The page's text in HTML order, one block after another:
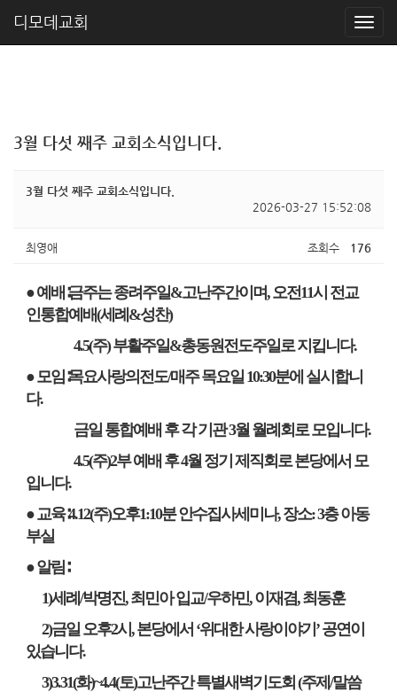
디모데교회
3월 다섯 째주 교회소식입니다.
3월 다섯 째주 교회소식입니다.
2026-03-27 15:52:08
최영애 조회수 176
● 예배 ∶금주는 종려주일&고난주간이며,오전11시 전교
인통합예배(세례 &성찬)
4.5(주)부활주일&총동원전도주일로 지킵니다.
● 모임 ∶목요사랑의전도/매주 목요일 10:30분에 실시합니
다.
금일 통합예배 후 각 기관3월 월례회로 모입니다.
4.5(주)2부 예배 후4월 정기 제직회로 본당에서 모
입니다.
● 교육∶4.12(주)오후1:10분 안수집사세미나,장소: 3층 아동
부실
● 알림 ∶
1)세례 /박명진,최민아 입교/우하민,이재겸,최동훈
2)금일 오후2시 ,본당에서 ‘위대한 사랑이야기 ’공연이
있습니다.
3)3.31(화)~4.4(토)고난주간 특별새벽기도회 (주제 /말씀